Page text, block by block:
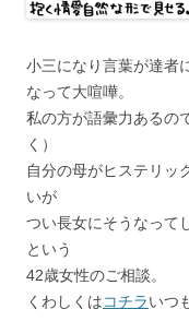
小三になり言葉が達者
なって大喧嘩。
私の方が語彙力あるの
く）
自分の母がヒステリッ
いが
つい長女にそうなって
という
42歳女性のご相談。
くわしくはコチラいつ